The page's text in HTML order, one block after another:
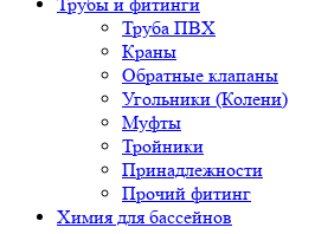
Труба ПВХ
Краны
Обратные клапаны
Угольники (Колени)
Муфты
Тройники
Принадлежности
Прочий фитинг
Химия для бассейнов